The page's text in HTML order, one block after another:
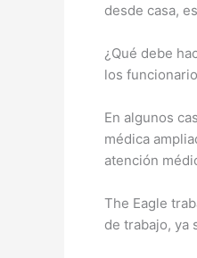
desde casa,
¿Qué debe
los
En algunos
médica
atención
The Eagle
de trabajo, ya